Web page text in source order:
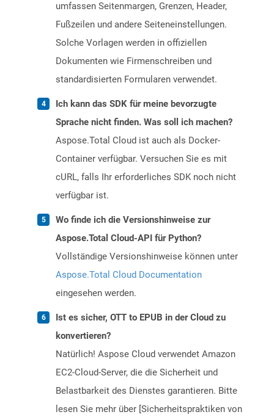
umfassen Seitenmargen, Grenzen, Header,
Fußzeilen und andere Seiteneinstellungen.
Solche Vorlagen werden in offiziellen
Dokumenten wie Firmenschreiben und
standardisierten Formularen verwendet.
Ich kann das SDK für meine bevorzugte
Sprache nicht finden. Was soll ich machen?
Aspose.Total Cloud ist auch als Docker-
Container verfügbar. Versuchen Sie es mit
cURL, falls Ihr erforderliches SDK noch nicht
verfügbar ist.
Wo finde ich die Versionshinweise zur
Aspose.Total Cloud-API für Python?
Vollständige Versionshinweise können unter
Aspose.Total Cloud Documentation
eingesehen werden.
Ist es sicher, OTT to EPUB in der Cloud zu
konvertieren?
Natürlich! Aspose Cloud verwendet Amazon
EC2-Cloud-Server, die die Sicherheit und
Belastbarkeit des Dienstes garantieren. Bitte
lesen Sie mehr über [Sicherheitspraktiken von